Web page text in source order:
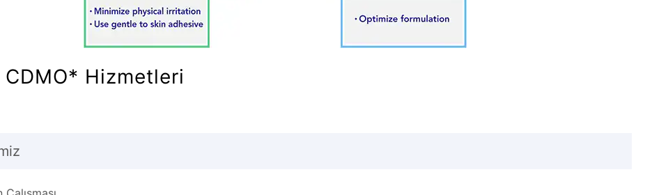
Hizmetleri